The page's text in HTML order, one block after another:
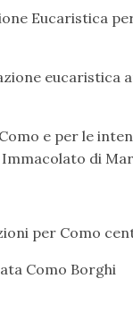
Eucaristica
eucaristica
e per le
di
per Como
Como Borghi